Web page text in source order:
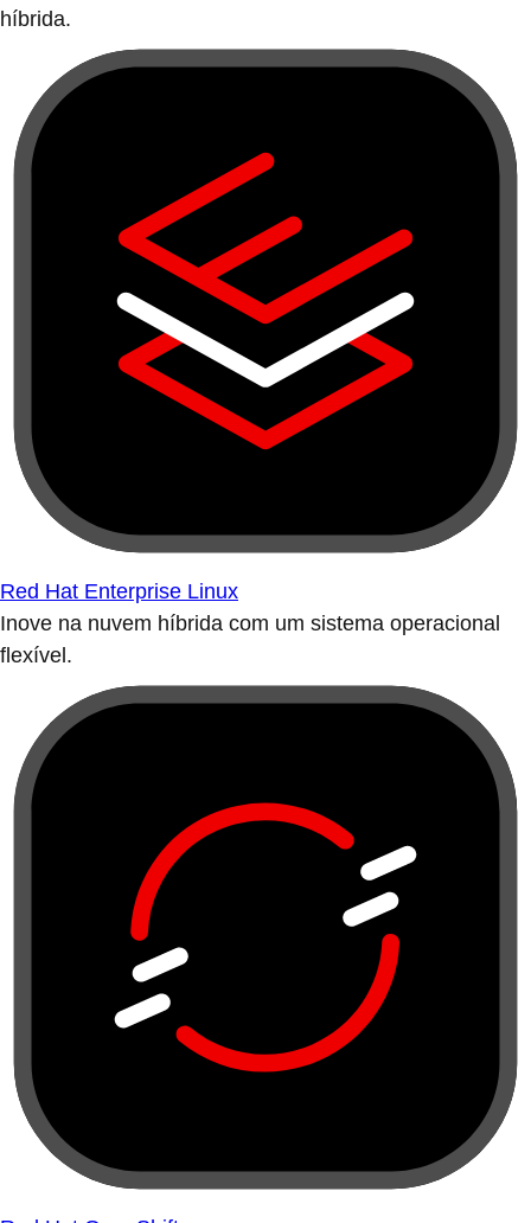
híbrida.
Red Hat Enterprise Linux
Inove na nuvem híbrida com um sistema operacional
flexível.